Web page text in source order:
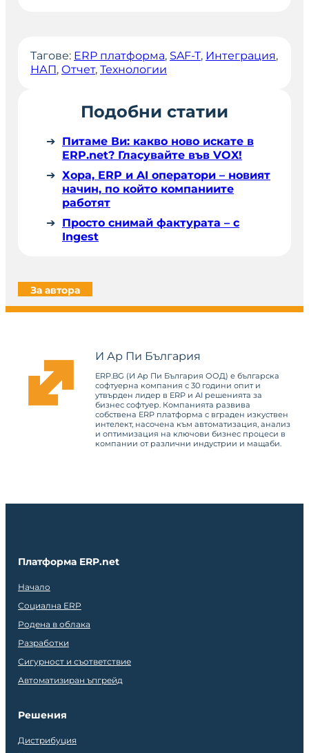
Тагове: ERP платформа, SAF-T, Интеграция
НАП, Отчет, Технологии
Подобни статии
Питаме Ви: какво ново искате в
ERP.net? Гласувайте във VOX!
Хора, ERP и AI оператори – новият
начин, по който компаниите
работят
Просто снимай фактурата – с
Ingest
За автора
И Ар Пи България
ERP.BG (И Ар Пи България ООД) е българска
софтуерна компания с 30 години опит и
утвърден лидер в ERP и AI решенията за
бизнес софтуер. Компанията развива
собствена ERP платформа с вграден изкуствен
интелект, насочена към автоматизация, анализ
и оптимизация на ключови бизнес процеси в
компании от различни индустрии и мащаби.
Платформа ERP.net
Начало
Социална ERP
Родена в облака
Разработки
Сигурност и съответствие
Автоматизиран ъпгрейд
Решения
Дистрибуция